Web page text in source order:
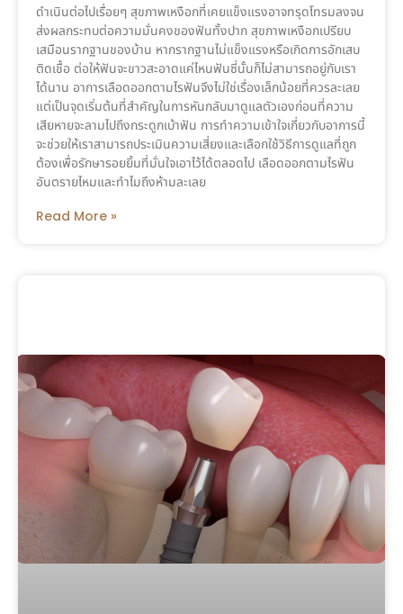
ดำเนินต่อไปเรื่อยๆ สุขภาพเหงือกที่เคยแข็งแรงอาจทรุดโทรมลงจน
ส่งผลกระทบต่อความมั่นคงของฟันทั้งปาก สุขภาพเหงือกเปรียบ
เสมือนรากฐานของบ้าน หากรากฐานไม่แข็งแรงหรือเกิดการอักเสบ
ติดเชื้อ ต่อให้ฟันจะขาวสะอาดแค่ไหนฟันซี่นั้นก็ไม่สามารถอยู่กับเรา
ได้นาน อาการเลือดออกตามไรฟันจึงไม่ใช่เรื่องเล็กน้อยที่ควรละเลย
แต่เป็นจุดเริ่มต้นที่สำคัญในการหันกลับมาดูแลตัวเองก่อนที่ความ
เสียหายจะลามไปถึงกระดูกเบ้าฟัน การทำความเข้าใจเกี่ยวกับอาการนี้
จะช่วยให้เราสามารถประเมินความเสี่ยงและเลือกใช้วิธีการดูแลที่ถูก
ต้องเพื่อรักษารอยยิ้มที่มั่นใจเอาไว้ได้ตลอดไป เลือดออกตามไรฟัน
อันตรายไหมและทำไมถึงห้ามละเลย
Read More »